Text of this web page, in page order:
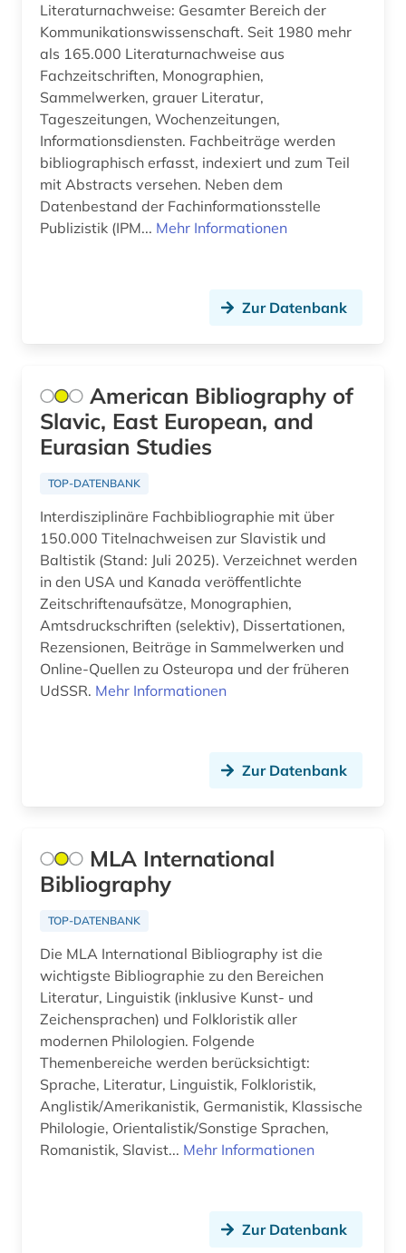
archivalien (2)
archivkunde (2)
archivprojekte (1)
archivwesen (1)
arealtypologie (1)
armenien (3)
art (1)
artenreichtum (1)
arthur (2)
artik (1)
artusepik (1)
arzneimittelrezeptor (1)
asienwissenschaften (4)
astronomie (4)
astrophysik (3)
atlas (1)
atomphysik (1)
audiotechnik (1)
audiovisuelle medien (1)
audiovisuelles medium (1)
Literaturnachweise: Gesamter Bereich der
Kommunikationswissenschaft. Seit 1980 mehr
als 165.000 Literaturnachweise aus
Fachzeitschriften, Monographien,
Sammelwerken, grauer Literatur,
Tageszeitungen, Wochenzeitungen,
Informationsdiensten. Fachbeiträge werden
bibliographisch erfasst, indexiert und zum Teil
mit Abstracts versehen. Neben dem
Datenbestand der Fachinformationsstelle
Publizistik (IPM... Mehr Informationen
Zur Datenbank
American Bibliography of
Slavic, East European, and
Eurasian Studies
TOP-DATENBANK
Interdisziplinäre Fachbibliographie mit über
150.000 Titelnachweisen zur Slavistik und
Baltistik (Stand: Juli 2025). Verzeichnet werden
in den USA und Kanada veröffentlichte
Zeitschriftenaufsätze, Monographien,
Amtsdruckschriften (selektiv), Dissertationen,
Rezensionen, Beiträge in Sammelwerken und
Online-Quellen zu Osteuropa und der früheren
UdSSR. Mehr Informationen
Zur Datenbank
MLA International
Bibliography
TOP-DATENBANK
Die MLA International Bibliography ist die
wichtigste Bibliographie zu den Bereichen
Literatur, Linguistik (inklusive Kunst- und
Zeichensprachen) und Folkloristik aller
modernen Philologien. Folgende
Themenbereiche werden berücksichtigt:
Sprache, Literatur, Linguistik, Folkloristik,
Anglistik/Amerikanistik, Germanistik, Klassische
Philologie, Orientalistik/Sonstige Sprachen,
Romanistik, Slavist... Mehr Informationen
Zur Datenbank